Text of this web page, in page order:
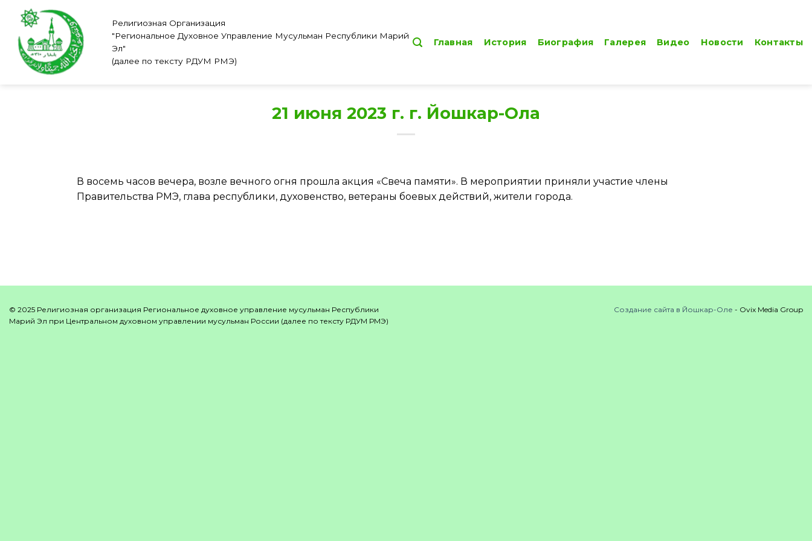
content
Религиозная Организация
"Региональное Духовное Управление Мусульман Республики Марий
Эл"
(далее по тексту РДУМ РМЭ)
Главная История Биография Галерея Видео Новости Контакты
21 июня 2023 г. г. Йошкар-Ола
В восемь часов вечера, возле вечного огня прошла акция «Свеча памяти». В мероприятии приняли участие члены
Правительства РМЭ, глава республики, духовенство, ветераны боевых действий, жители города.
© 2025 Религиозная организация Региональное духовное управление мусульман Республики
Марий Эл при Центральном духовном управлении мусульман России (далее по тексту РДУМ РМЭ)
Создание сайта в Йошкар-Оле - Ovix Media Group